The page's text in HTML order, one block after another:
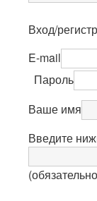
Вход/
E-mail
Пароль
Ваше имя
Введите